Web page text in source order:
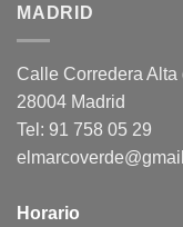
MADRID
Calle Corredera
28004 Madrid
Tel: 91 758 05 29
Horario